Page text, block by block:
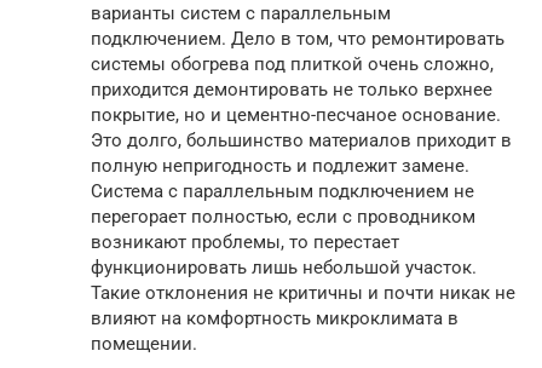
варианты систем с параллельным
подключением. Дело в том, что ремонтировать
системы обогрева под плиткой очень сложно,
приходится демонтировать не только верхнее
покрытие, но и цементно-песчаное основание.
Это долго, большинство материалов приходит в
полную непригодность и подлежит замене.
Система с параллельным подключением не
перегорает полностью, если с проводником
возникают проблемы, то перестает
функционировать лишь небольшой участок.
Такие отклонения не критичны и почти никак не
влияют на комфортность микроклимата в
помещении.